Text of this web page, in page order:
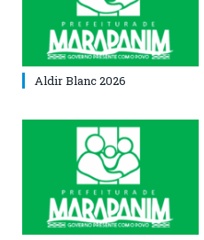
Aldir Blanc 2026